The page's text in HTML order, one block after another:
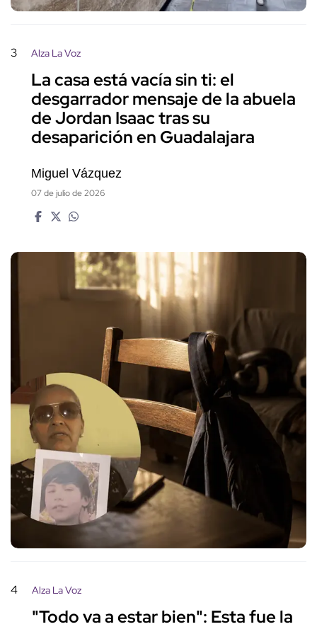
3 Alza La Voz
La casa está vacía sin ti: el
desgarrador mensaje de la abuela
de Jordan Isaac tras su
desaparición en Guadalajara
Miguel Vázquez
07 de julio de 2026
4 Alza La Voz
"Todo va a estar bien": Esta fue la